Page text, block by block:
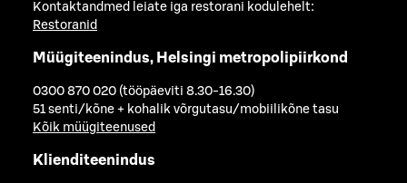
Kontaktandmed leiate iga restorani kodulehelt:
Restoranid
Müügiteenindus, Helsingi metropolipiirkond
0300 870 020 (tööpäeviti 8.30-16.30)
51 senti/kõne + kohalik võrgutasu/mobiilikõne tasu
Kõik müügiteenused
Klienditeenindus